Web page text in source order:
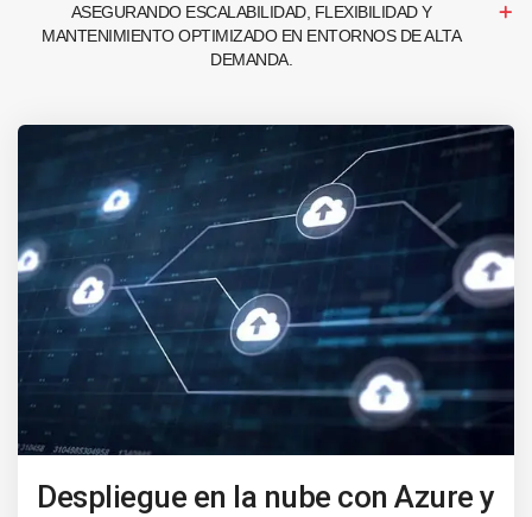
ASEGURANDO ESCALABILIDAD, FLEXIBILIDAD Y
MANTENIMIENTO OPTIMIZADO EN ENTORNOS DE ALTA
DEMANDA.
Despliegue en la nube con Azure y